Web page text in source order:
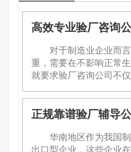
高效专业验厂咨询
对于制造业企业而
重，需要在不影响正常
就要求验厂咨询公司不
正规靠谱验厂辅导
华南地区作为我国
出口型企业，这些企业